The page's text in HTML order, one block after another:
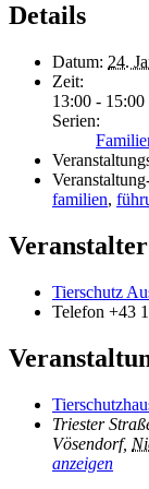
Details
Datum: 24.
Zeit:
13:00 - 15:00
Serien:
familien,
Veranstalter
Tierschutz
Telefon +43
Triester
Vösendorf,
anzeigen